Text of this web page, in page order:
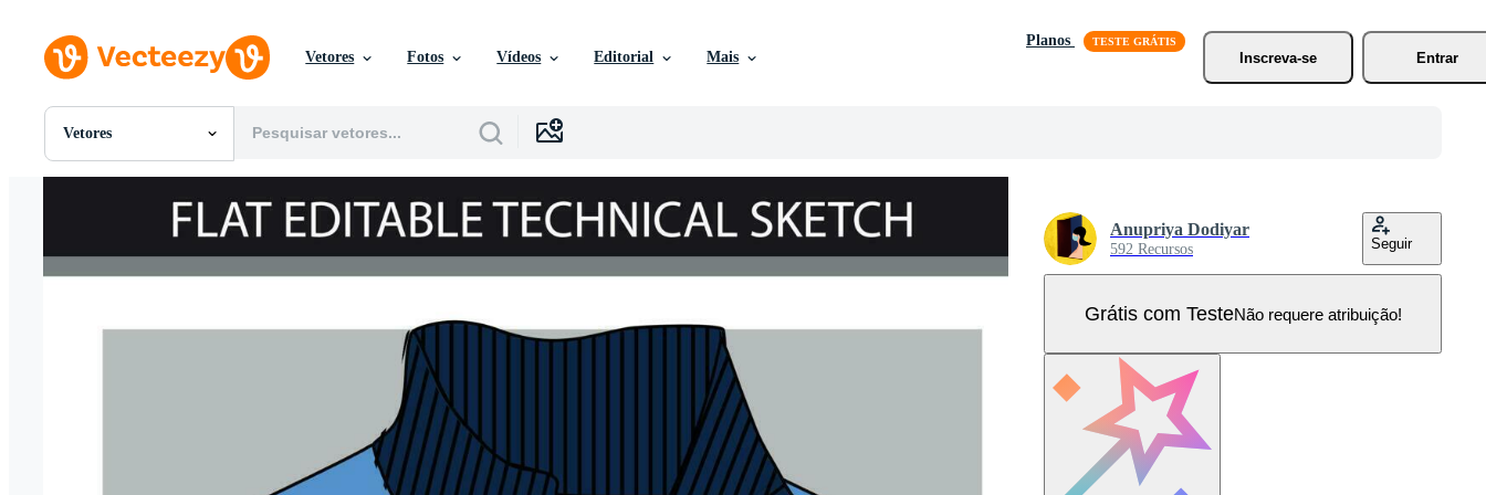
Vetores Fotos Vídeos Editorial Mais
Planos
Inscreva-se
Entrar
Vetores
Todas Imagens
SVGs
Modelos
Anupriya Dodiyar
592 Recursos Seguir
Grátis com TesteNão requere atribuição!